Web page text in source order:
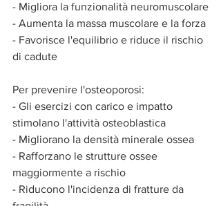
- Migliora la funzionalità neuromuscolare
- Aumenta la massa muscolare e la forza
- Favorisce l'equilibrio e riduce il rischio
di cadute
Per prevenire l'osteoporosi:
- Gli esercizi con carico e impatto
stimolano l'attività osteoblastica
- Migliorano la densità minerale ossea
- Rafforzano le strutture ossee
maggiormente a rischio
- Riducono l'incidenza di fratture da